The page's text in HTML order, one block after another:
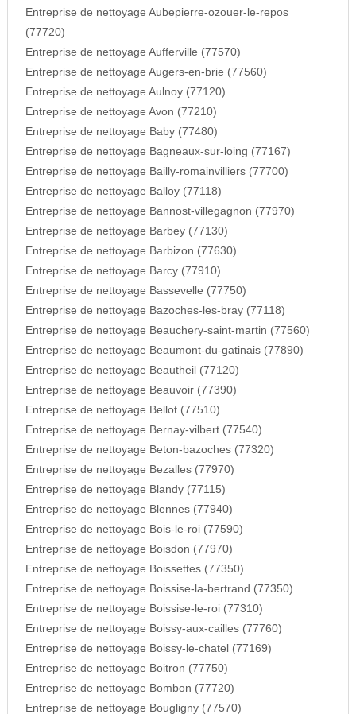
Entreprise de nettoyage Aubepierre-ozouer-le-repos
(77720)
Entreprise de nettoyage Aufferville (77570)
Entreprise de nettoyage Augers-en-brie (77560)
Entreprise de nettoyage Aulnoy (77120)
Entreprise de nettoyage Avon (77210)
Entreprise de nettoyage Baby (77480)
Entreprise de nettoyage Bagneaux-sur-loing (77167)
Entreprise de nettoyage Bailly-romainvilliers (77700)
Entreprise de nettoyage Balloy (77118)
Entreprise de nettoyage Bannost-villegagnon (77970)
Entreprise de nettoyage Barbey (77130)
Entreprise de nettoyage Barbizon (77630)
Entreprise de nettoyage Barcy (77910)
Entreprise de nettoyage Bassevelle (77750)
Entreprise de nettoyage Bazoches-les-bray (77118)
Entreprise de nettoyage Beauchery-saint-martin (77560)
Entreprise de nettoyage Beaumont-du-gatinais (77890)
Entreprise de nettoyage Beautheil (77120)
Entreprise de nettoyage Beauvoir (77390)
Entreprise de nettoyage Bellot (77510)
Entreprise de nettoyage Bernay-vilbert (77540)
Entreprise de nettoyage Beton-bazoches (77320)
Entreprise de nettoyage Bezalles (77970)
Entreprise de nettoyage Blandy (77115)
Entreprise de nettoyage Blennes (77940)
Entreprise de nettoyage Bois-le-roi (77590)
Entreprise de nettoyage Boisdon (77970)
Entreprise de nettoyage Boissettes (77350)
Entreprise de nettoyage Boissise-la-bertrand (77350)
Entreprise de nettoyage Boissise-le-roi (77310)
Entreprise de nettoyage Boissy-aux-cailles (77760)
Entreprise de nettoyage Boissy-le-chatel (77169)
Entreprise de nettoyage Boitron (77750)
Entreprise de nettoyage Bombon (77720)
Entreprise de nettoyage Bougligny (77570)